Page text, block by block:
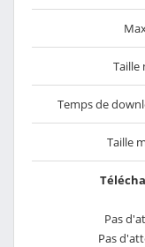
Taille
Temps de
Taille
Pas
Pas